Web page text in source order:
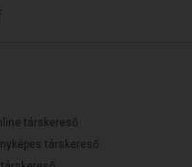
társkereső
társkereső